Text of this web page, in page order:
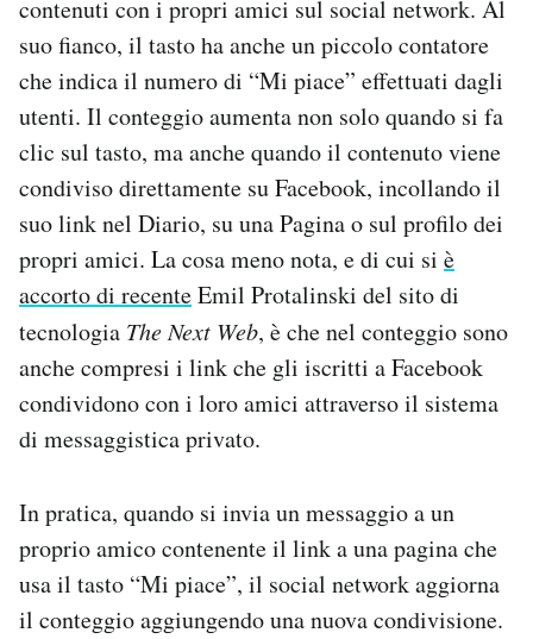
AREA PERSONALE
Area Personale
Newsletter
Notifiche mobile
Regala il Post
Hai bisogno di aiuto?
Esci
contenuti con i propri amici sul social network. Al
suo fianco, il tasto ha anche un piccolo contatore
che indica il numero di “Mi piace” effettuati dagli
utenti. Il conteggio aumenta non solo quando si fa
clic sul tasto, ma anche quando il contenuto viene
condiviso direttamente su Facebook, incollando il
suo link nel Diario, su una Pagina o sul profilo dei
propri amici. La cosa meno nota, e di cui si è
accorto di recenteEmil Protalinski del sito di
tecnologia The Next Web, è che nel conteggio sono
anche compresi i link che gli iscritti a Facebook
condividono con i loro amici attraverso il sistema
di messaggistica privato.
In pratica, quando si invia un messaggio a un
proprio amico contenente il link a una pagina che
usa il tasto “Mi piace”, il social network aggiorna
il conteggio aggiungendo una nuova condivisione.